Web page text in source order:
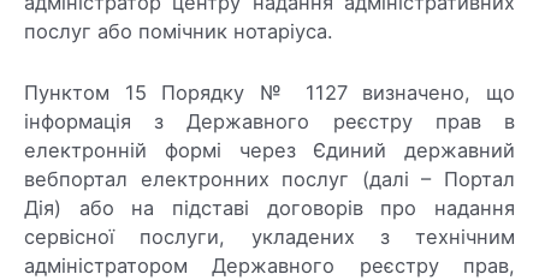
послуг або помічник нотаріуса.
Пунктом 15 Порядку № 1127 визначено, що
інформація з Державного реєстру прав в
електронній формі через Єдиний державний
вебпортал електронних послуг (далі – Портал
Дія) або на підставі договорів про надання
сервісної послуги, укладених з технічним
адміністратором Державного реєстру прав,